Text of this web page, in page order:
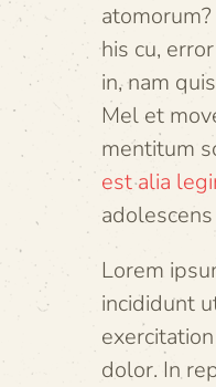
his cu,
in, nam
Mel et
mentitum
est alia
Lorem
incididunt
dolor. In